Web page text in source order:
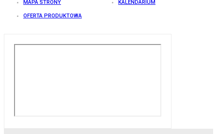
MAPA STRONY KALENDARIUM
OFERTA PRODUKTOWA